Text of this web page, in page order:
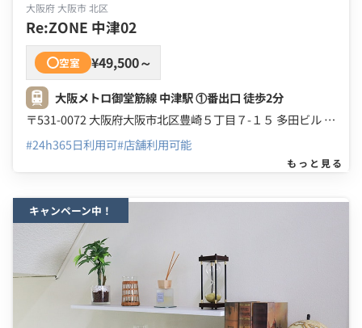
大阪府 大阪市 北区
Re:ZONE 中津02
空室 ¥49,500～
大阪メトロ御堂筋線 中津駅 ①番出口 徒歩2分
〒531-0072 大阪府大阪市北区豊崎５丁目７-１５ 多田ビル ２Ｆ ３Ｆ
#24h365日利用可#店舗利用可能
もっと見る
キャンペーン中！